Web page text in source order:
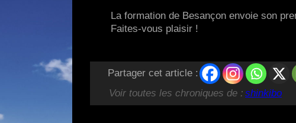
La formation de Besançon envoie son
Faites-vous plaisir !
Partager cet article :
Voir toutes les chroniques de : shinkibo